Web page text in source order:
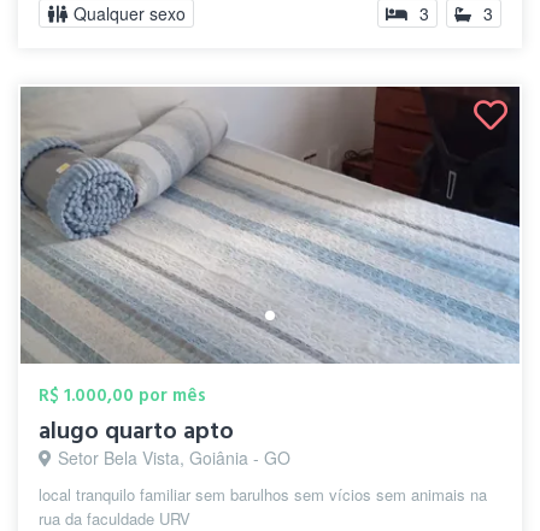
Qualquer sexo 3 3
R$ 1.000,00 por mês
alugo quarto apto
Setor Bela Vista, Goiânia - GO
local tranquilo familiar sem barulhos sem vícios sem animais na
rua da faculdade URV